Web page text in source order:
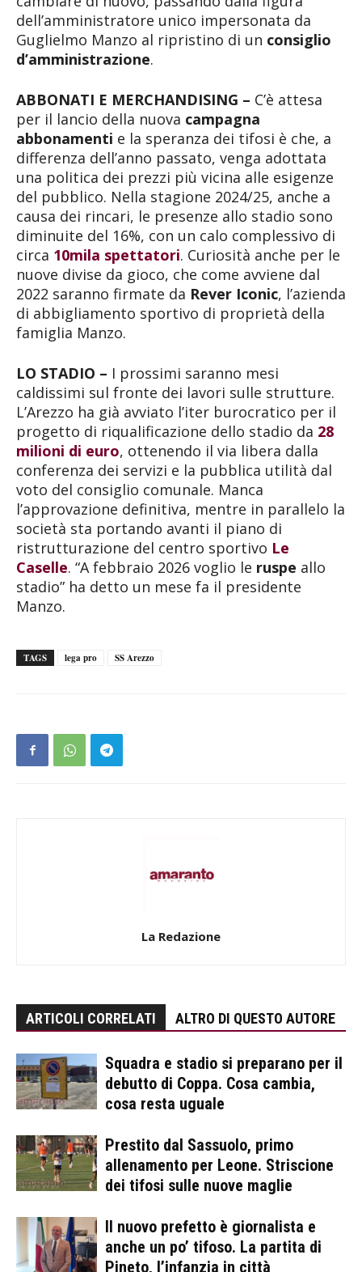
dell’amministratore unico impersonata da
Guglielmo Manzo al ripristino di un consiglio
d’amministrazione.
ABBONATI E MERCHANDISING – C’è attesa
per il lancio della nuova campagna
abbonamenti e la speranza dei tifosi è che, a
differenza dell’anno passato, venga adottata
una politica dei prezzi più vicina alle esigenze
del pubblico. Nella stagione 2024/25, anche a
causa dei rincari, le presenze allo stadio sono
diminuite del 16%, con un calo complessivo di
circa 10mila spettatori. Curiosità anche per le
nuove divise da gioco, che come avviene dal
2022 saranno firmate da Rever Iconic, l’azienda
di abbigliamento sportivo di proprietà della
famiglia Manzo.
LO STADIO – I prossimi saranno mesi
caldissimi sul fronte dei lavori sulle strutture.
L’Arezzo ha già avviato l’iter burocratico per il
progetto di riqualificazione dello stadio da 28
milioni di euro, ottenendo il via libera dalla
conferenza dei servizi e la pubblica utilità dal
voto del consiglio comunale. Manca
l’approvazione definitiva, mentre in parallelo la
società sta portando avanti il piano di
ristrutturazione del centro sportivo Le
Caselle. “A febbraio 2026 voglio le ruspe allo
stadio” ha detto un mese fa il presidente
Manzo.
TAGS lega pro SS Arezzo
La Redazione
ARTICOLI CORRELATI ALTRO DI QUESTO AUTORE
Squadra e stadio si preparano per il
debutto di Coppa. Cosa cambia,
cosa resta uguale
Prestito dal Sassuolo, primo
allenamento per Leone. Striscione
dei tifosi sulle nuove maglie
Il nuovo prefetto è giornalista e
anche un po’ tifoso. La partita di
Pineto, l’infanzia in città